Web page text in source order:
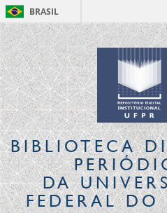
BRASIL
BIBLIOTECA
DA
FEDERAL DO